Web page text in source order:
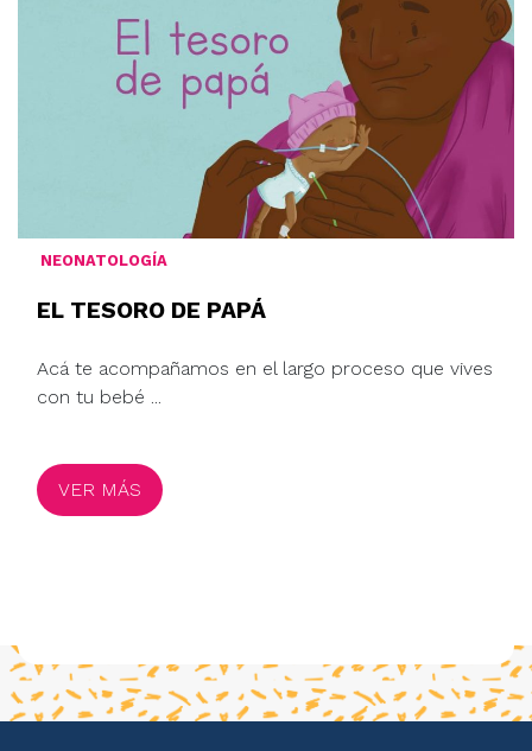
NEONATOLOGÍA
EL TESORO DE PAPÁ
Acá te acompañamos en el largo proceso que vives
con tu bebé ...
VER MÁS